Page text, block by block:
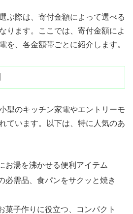
ぶ際は、寄付金額によって選べる
ります。ここでは、寄付金額によ
を、各金額帯ごとに紹介します。
型のキッチン家電やエントリーモ
ています。以下は、特に人気のあ
お湯を沸かせる便利アイテム
必需品、食パンをサクッと焼き
菓子作りに役立つ、コンパクト